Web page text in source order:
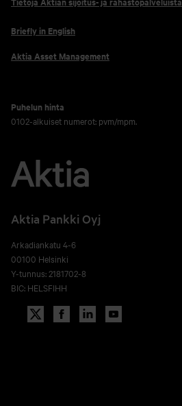
Briefly in English
Aktia Asset Management
Puhelun hinta
0102-alkuiset numerot: pvm/mpm.
Aktia Pankki Oyj
Arkadiankatu 4-6
00100 Helsinki
Y-tunnus: 2181702-8
BIC: HELSFIHH